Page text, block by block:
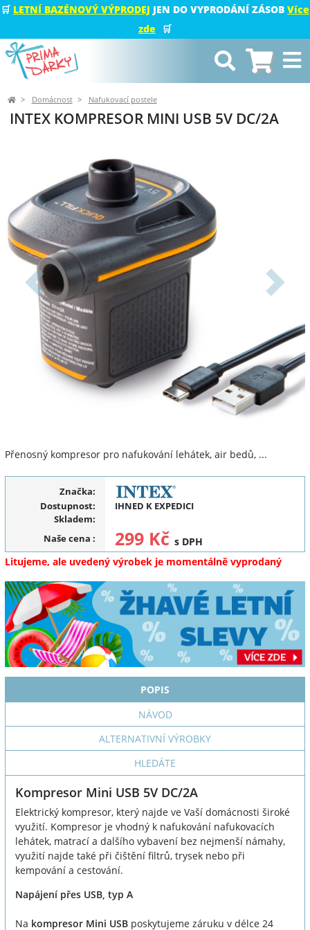
🛒 LETNÍ BAZÉNOVÝ VÝPRODEJ JEN DO VYPRODÁNÍ ZÁSOB Více
zde
🛒
Domácnost Nafukovací postele
INTEX KOMPRESOR MINI USB 5V DC/2A
Předchozí Další
Přenosný kompresor pro nafukování lehátek, air bedů, ...
Značka:
Dostupnost:
IHNED K EXPEDICI
Skladem:
Naše cena : 299 Kč s DPH
Litujeme, ale uvedený výrobek je momentálně vyprodaný
POPIS
NÁVOD
ALTERNATIVNÍ VÝROBKY
HLEDÁTE
Kompresor Mini USB 5V DC/2A
Elektrický kompresor, který najde ve Vaší domácnosti široké
využití. Kompresor je vhodný k nafukování nafukovacích
lehátek, matrací a dalšího vybavení bez nejmenší námahy,
využití najde také při čištění filtrů, trysek nebo při
kempování a cestování.
Napájení přes USB, typ A
Na kompresor Mini USB poskytujeme záruku v délce 24